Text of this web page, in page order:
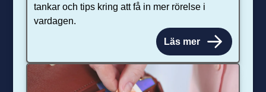
tankar och tips kring att få in mer rörelse i
vardagen.
Läs mer